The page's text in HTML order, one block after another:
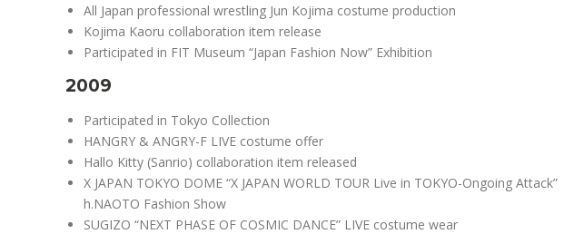
All Japan professional wrestling Jun Kojima costume production
Kojima Kaoru collaboration item release
Participated in FIT Museum “Japan Fashion Now” Exhibition
2009
Participated in Tokyo Collection
HANGRY & ANGRY-F LIVE costume offer
Hallo Kitty (Sanrio) collaboration item released
X JAPAN TOKYO DOME “X JAPAN WORLD TOUR Live in TOKYO-Ongoing Attack”
h.NAOTO Fashion Show
SUGIZO “NEXT PHASE OF COSMIC DANCE” LIVE costume wear